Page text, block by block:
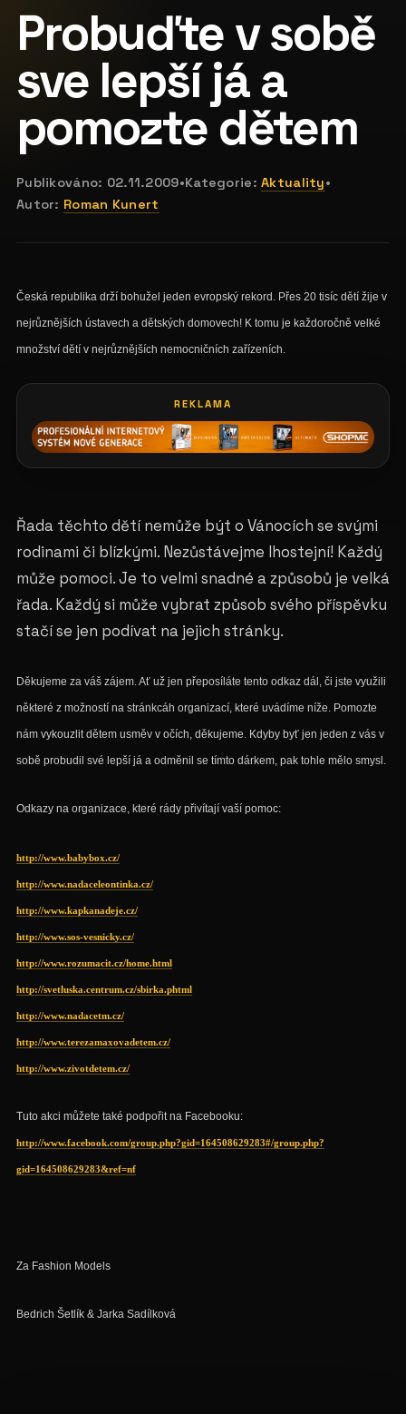
Probuďte v sobě
sve lepší já a
pomozte dětem
Publikováno: 02.11.2009•Kategorie:Aktuality•
Autor: Roman Kunert
Česká republika drží bohužel jeden evropský rekord. Přes 20 tisíc dětí žije v
nejrůznějších ústavech a dětských domovech! K tomu je každoročně velké
množství dětí v nejrůznějších nemocničních zařízeních.
REKLAMA
Řada těchto dětí nemůže být o Vánocích se svými
rodinami či blízkými. Nezůstávejme lhostejní! Každý
může pomoci. Je to velmi snadné a způsobů je velká
řada. Každý si může vybrat způsob svého příspěvku
stačí se jen podívat na jejich stránky.
Děkujeme za váš zájem. Ať už jen přeposíláte tento odkaz dál, či jste využili
některé z možností na stránkcáh organizací, které uvádíme níže. Pomozte
nám vykouzlit dětem usměv v očích, děkujeme. Kdyby byť jen jeden z vás v
sobě probudil své lepší já a odměnil se tímto dárkem, pak tohle mělo smysl.
Odkazy na organizace, které rády přivítají vaší pomoc:
http://www.babybox.cz/
http://www.nadaceleontinka.cz/
http://www.kapkanadeje.cz/
http://www.sos-vesnicky.cz/
http://www.rozumacit.cz/home.html
http://svetluska.centrum.cz/sbirka.phtml
http://www.nadacetm.cz/
http://www.terezamaxovadetem.cz/
http://www.zivotdetem.cz/
Tuto akci můžete také podpořit na Facebooku:
http://www.facebook.com/group.php?gid=164508629283#/group.php?
gid=164508629283&ref=nf
Za Fashion Models
Bedrich Šetlík & Jarka Sadílková